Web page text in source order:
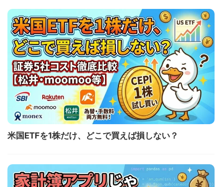
米国ETFを1株だけ、どこで買えば損しない？